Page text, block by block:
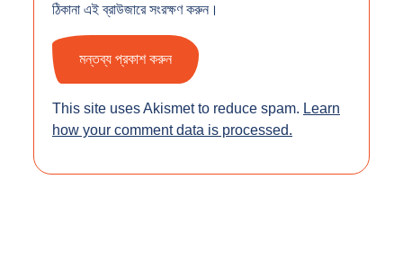
ঠিকানা এই ব্রাউজারে সংরক্ষণ করুন।
This site uses Akismet to reduce spam. Learn
how your comment data is processed.